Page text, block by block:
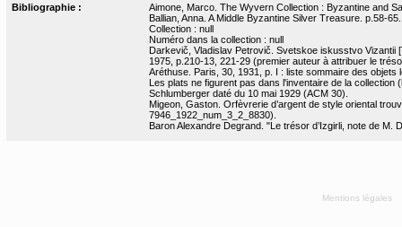
Bibliographie :
Aimone, Marco. The Wyvern Collection : Byzantine and
Ballian, Anna. A Middle Byzantine Silver Treasure. p.58-65.
Collection : null
Numéro dans la collection : null
Darkevič, Vladislav Petrovič. Svetskoe iskusstvo
1975, p.210-13, 221-29 (premier auteur à attribuer le
Aréthuse. Paris, 30, 1931, p. I : liste sommaire des
Les plats ne figurent pas dans l'inventaire de la
Schlumberger daté du 10 mai 1929 (ACM 30).
Migeon, Gaston. Orfèvrerie d’argent de style oriental
7946_1922_num_3_2_8830).
Baron Alexandre Degrand. "Le trésor d’Izgirli, note de
Mentions légales